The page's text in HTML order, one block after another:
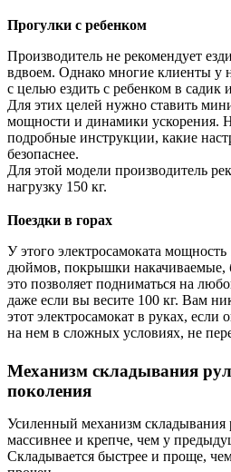
Прогулки с ребенком
Производитель не рекомендует
вдвоем. Однако многие клиенты у
с целью ездить с ребенком в садик
Для этих целей нужно ставить
мощности и динамики ускорения.
подробные инструкции, какие
безопаснее.
Для этой модели производитель
нагрузку 150 кг.
Поездки в горах
У этого электросамоката мощность
дюймов, покрышки
это позволяет подниматься на
даже если вы весите 100 кг. Вам
этот электросамокат в руках,
на нем в сложных условиях, не
Механизм складывания
поколения
Усиленный механизм складывания
массивнее и крепче, чем у
Складывается быстрее и проще,